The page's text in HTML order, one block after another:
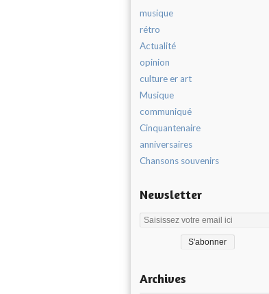
musique
rétro
Actualité
opinion
culture er art
Musique
communiqué
Cinquantenaire
anniversaires
Chansons souvenirs
Newsletter
Archives